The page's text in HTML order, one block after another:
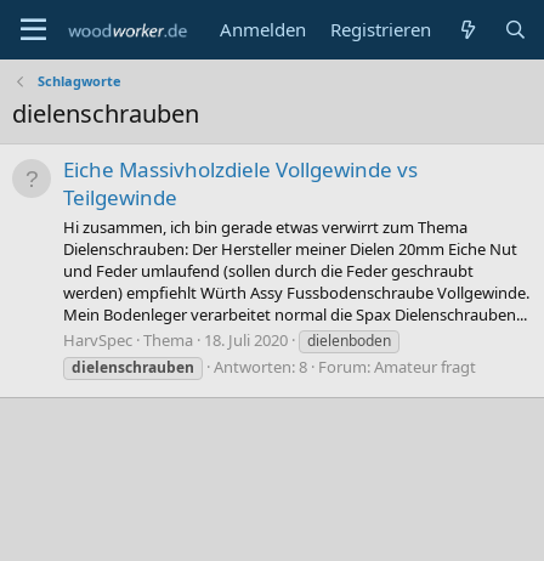
Anmelden Registrieren
Schlagworte
dielenschrauben
Eiche Massivholzdiele Vollgewinde vs
Teilgewinde
Hi zusammen, ich bin gerade etwas verwirrt zum Thema
Dielenschrauben: Der Hersteller meiner Dielen 20mm Eiche Nut
und Feder umlaufend (sollen durch die Feder geschraubt
werden) empfiehlt Würth Assy Fussbodenschraube Vollgewinde.
Mein Bodenleger verarbeitet normal die Spax Dielenschrauben...
HarvSpec Thema 18. Juli 2020
dielenboden
dielenschrauben
Antworten: 8 Forum:Amateur fragt